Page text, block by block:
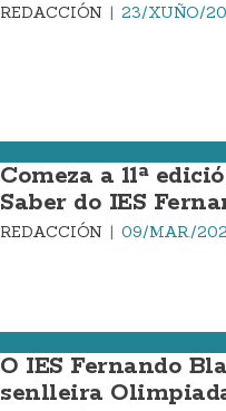
REDACCIÓN 23/XUÑO/
Comeza a 11ª
Saber do IES
REDACCIÓN 09/MAR./
O IES Fernando
senlleira